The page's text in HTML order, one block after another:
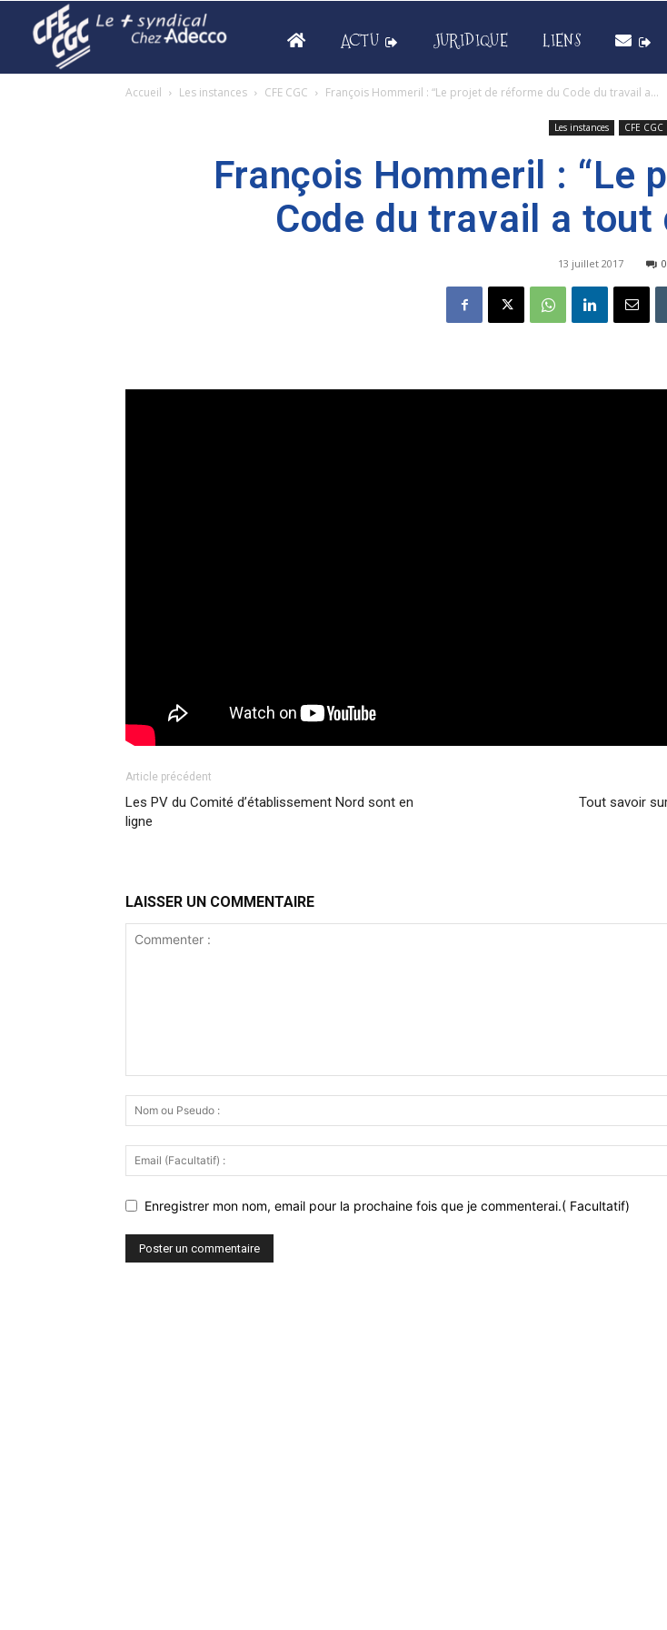
ACTU JURIDIQUE LIENS
Accueil Les instances CFE CGC François Hommeril : “Le projet de réforme du Code du travail a...
Les instances CFE CGC
François Hommeril : “Le
Code du travail a tout
13 juillet 2017 0
Article précédent
Les PV du Comité d’établissement Nord sont en
ligne
Tout savoir
LAISSER UN COMMENTAIRE
Enregistrer mon nom, email pour la prochaine fois que je commenterai.( Facultatif)